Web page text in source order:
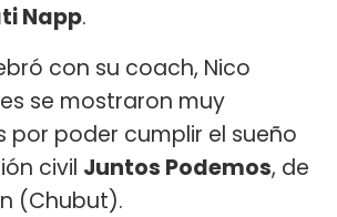
Napp.
con su coach, Nico
se mostraron muy
por poder cumplir el sueño
civil Juntos Podemos, de
(Chubut).